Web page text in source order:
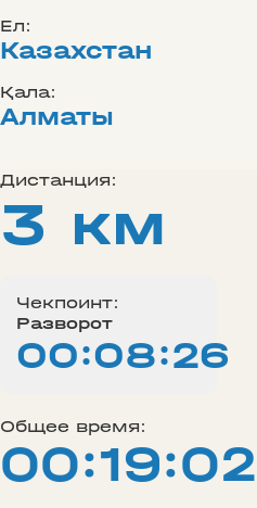
Ел:
Казахстан
Қала:
Алматы
Дистанция:
3 км
Чекпоинт:
Разворот
00:08:26
Общее время: